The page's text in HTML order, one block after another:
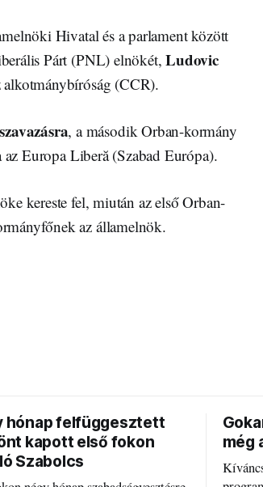
Hivatal és a parlament között
Párt (PNL) elnökét,Ludovic
(CCR).
, a második Orban-kormány
Europa Liberă (Szabad Európa).
kereste fel, miután az első Orban-
az államelnök.
hónap felfüggesztett
kapott első fokon
Szabolcs
még